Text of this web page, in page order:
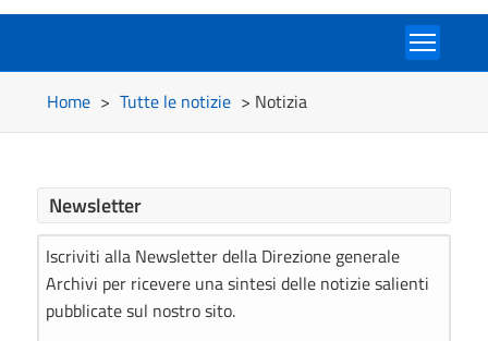
Home > Tutte le notizie > Notizia
Newsletter
Iscriviti alla Newsletter della Direzione generale
Archivi per ricevere una sintesi delle notizie salienti
pubblicate sul nostro sito.